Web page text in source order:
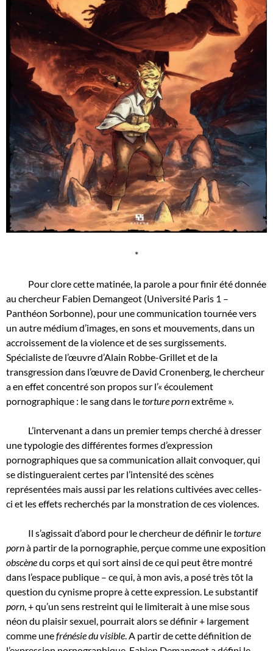
*
Pour clore cette matinée, la parole a pour finir été donnée
au chercheur Fabien Demangeot (Université Paris 1 –
Panthéon Sorbonne), pour une communication tournée vers
un autre médium d’images, en sons et mouvements, dans un
accroissement de la violence et de ses surgissements.
Spécialiste de l’œuvre d’Alain Robbe-Grillet et de la
transgression dans l’œuvre de David Cronenberg, le chercheur
a en effet concentré son propos sur l’« écoulement
pornographique : le sang dans letorture pornextrême ».
L’intervenant a dans un premier temps cherché à dresser
une typologie des différentes formes d’expression
pornographiques que sa communication allait convoquer, qui
se distingueraient certes par l’intensité des scènes
représentées mais aussi par les relations cultivées avec celles-
ci et les effets recherchés par la monstration de ces violences.
Il s’agissait d’abord pour le chercheur de définir letorture
pornà partir de la pornographie, perçue comme une exposition
obscènedu corps et qui sort ainsi de ce qui peut être montré
dans l’espace publique – ce qui, à mon avis, a posé très tôt la
question du cynisme propre à cette expression. Le substantif
porn, + qu’un sens restreint qui le limiterait à une mise sous
néon du plaisir sexuel, pourrait alors se définir + largement
comme unefrénésie du visible. A partir de cette définition de